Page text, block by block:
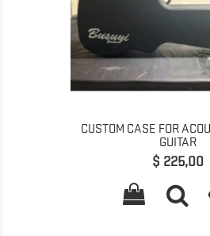
CUSTOM CASE FOR
GUITAR
Preço
$ 225,00